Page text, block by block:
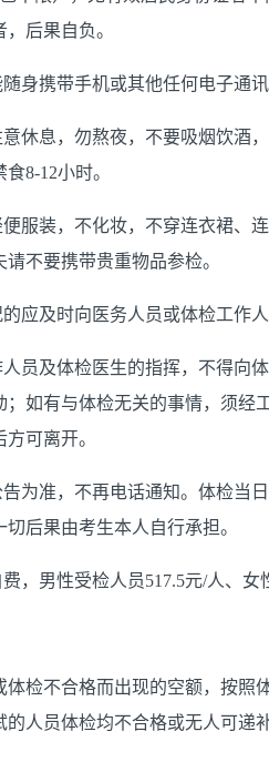
后果自负。
身携带手机或其他任何电子通
休息，勿熬夜，不要吸烟饮酒
8-12小时。
服装，不化妆，不穿连衣裙、
不要携带贵重物品参检。
应及时向医务人员或体检工作
员及体检医生的指挥，不得向
；如有与体检无关的事情，须经
可离开。
为准，不再电话通知。体检当
后果由考生本人自行承担。
，男性受检人员517.5元/人、
体检不合格而出现的空额，按
的人员体检均不合格或无人可递